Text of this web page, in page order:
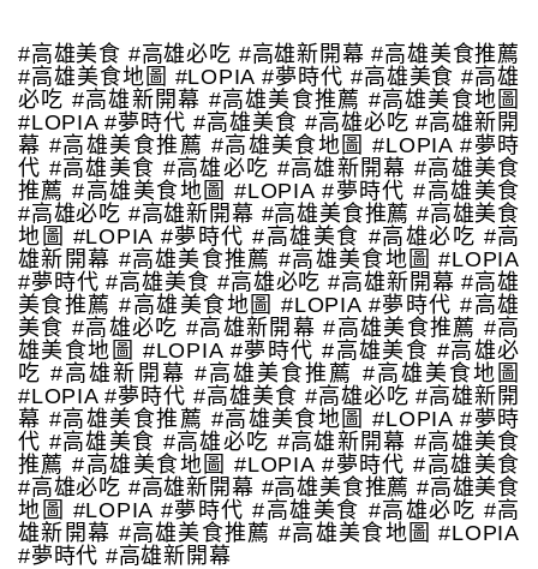
#高雄美食 #高雄必吃 #高雄新開幕 #高雄美食推薦
#高雄美食地圖 #LOPIA #夢時代 #高雄美食 #高雄
必吃 #高雄新開幕 #高雄美食推薦 #高雄美食地圖
#LOPIA #夢時代 #高雄美食 #高雄必吃 #高雄新開
幕 #高雄美食推薦 #高雄美食地圖 #LOPIA #夢時
代 #高雄美食 #高雄必吃 #高雄新開幕 #高雄美食
推薦 #高雄美食地圖 #LOPIA #夢時代 #高雄美食
#高雄必吃 #高雄新開幕 #高雄美食推薦 #高雄美食
地圖 #LOPIA #夢時代 #高雄美食 #高雄必吃 #高
雄新開幕 #高雄美食推薦 #高雄美食地圖 #LOPIA
#夢時代 #高雄美食 #高雄必吃 #高雄新開幕 #高雄
美食推薦 #高雄美食地圖 #LOPIA #夢時代 #高雄
美食 #高雄必吃 #高雄新開幕 #高雄美食推薦 #高
雄美食地圖 #LOPIA #夢時代 #高雄美食 #高雄必
吃 #高雄新開幕 #高雄美食推薦 #高雄美食地圖
#LOPIA #夢時代 #高雄美食 #高雄必吃 #高雄新開
幕 #高雄美食推薦 #高雄美食地圖 #LOPIA #夢時
代 #高雄美食 #高雄必吃 #高雄新開幕 #高雄美食
推薦 #高雄美食地圖 #LOPIA #夢時代 #高雄美食
#高雄必吃 #高雄新開幕 #高雄美食推薦 #高雄美食
地圖 #LOPIA #夢時代 #高雄美食 #高雄必吃 #高
雄新開幕 #高雄美食推薦 #高雄美食地圖 #LOPIA
#夢時代 #高雄新開幕